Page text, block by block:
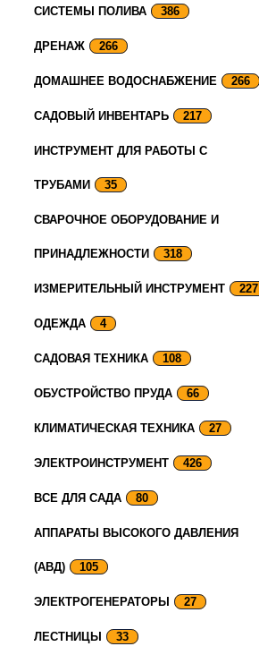
СИСТЕМЫ ПОЛИВА 386
ДРЕНАЖ 266
ДОМАШНЕЕ ВОДОСНАБЖЕНИЕ 266
САДОВЫЙ ИНВЕНТАРЬ 217
ИНСТРУМЕНТ ДЛЯ РАБОТЫ С
ТРУБАМИ 35
СВАРОЧНОЕ ОБОРУДОВАНИЕ И
ПРИНАДЛЕЖНОСТИ 318
ИЗМЕРИТЕЛЬНЫЙ ИНСТРУМЕНТ 227
ОДЕЖДА 4
САДОВАЯ ТЕХНИКА 108
ОБУСТРОЙСТВО ПРУДА 66
КЛИМАТИЧЕСКАЯ ТЕХНИКА 27
ЭЛЕКТРОИНСТРУМЕНТ 426
ВСЕ ДЛЯ САДА 80
АППАРАТЫ ВЫСОКОГО ДАВЛЕНИЯ
(АВД) 105
ЭЛЕКТРОГЕНЕРАТОРЫ 27
ЛЕСТНИЦЫ 33